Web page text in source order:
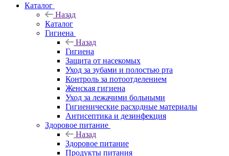
Каталог
Назад
Каталог
Гигиена
Назад
Гигиена
Защита от насекомых
Уход за зубами и полостью рта
Контроль за потоотделением
Женская гигиена
Уход за лежачими больными
Гигиенические расходные материалы
Антисептика и дезинфекция
Здоровое питание
Назад
Здоровое питание
Продукты питания